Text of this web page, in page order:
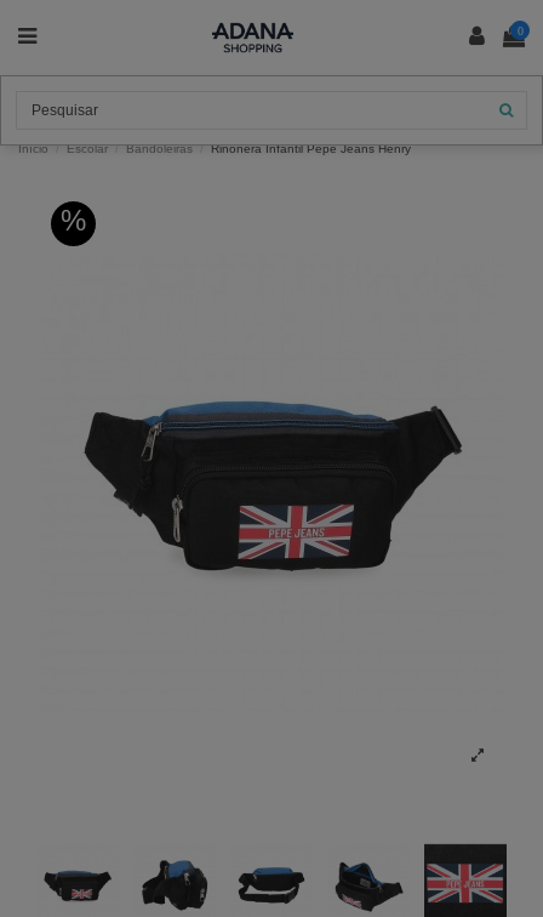
0
Início Escolar Bandoleiras Riñonera Infantil Pepe Jeans Henry
%